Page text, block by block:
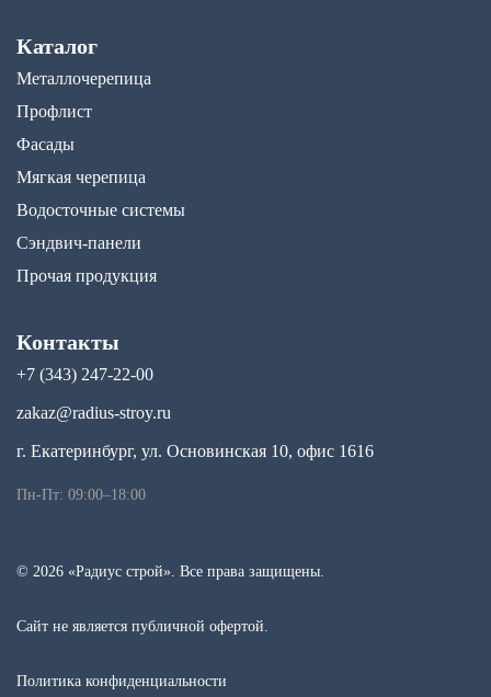
Каталог
Металлочерепица
Профлист
Фасады
Мягкая черепица
Водосточные системы
Сэндвич-панели
Прочая продукция
Контакты
+7 (343) 247-22-00
zakaz@radius-stroy.ru
г. Екатеринбург, ул. Основинская 10, офис 1616
Пн-Пт: 09:00–18:00
© 2026 «Радиус строй». Все права защищены.
Сайт не является публичной офертой.
Политика конфиденциальности